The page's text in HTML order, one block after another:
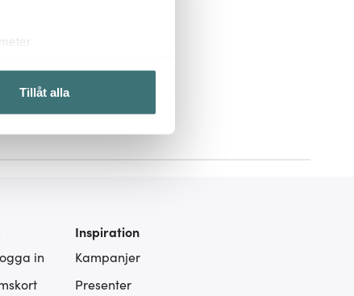
som du vill dela med dig
Tillåt alla
in
Inspiration
Kampanjer
Presenter